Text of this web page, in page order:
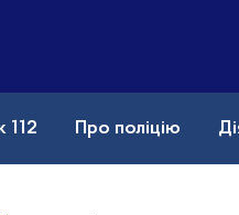
112 Про поліцію